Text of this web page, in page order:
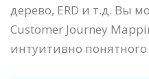
дерево, ERD и т.д. Вы
Customer Journey
интуитивно